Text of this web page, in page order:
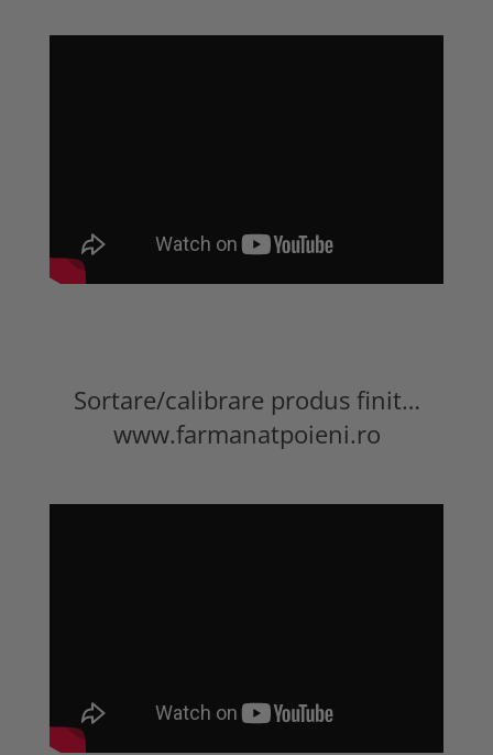
Sortare/calibrare produs finit…
www.farmanatpoieni.ro